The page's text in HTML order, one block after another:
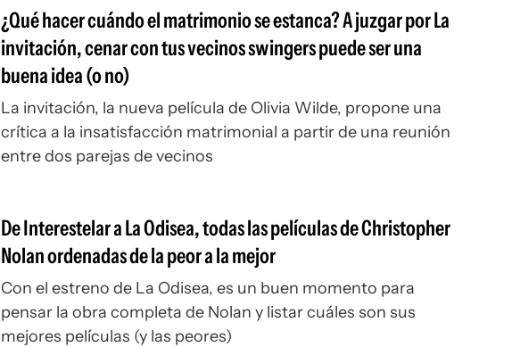
¿Qué hacer cuándo el matrimonio se estanca? A juzgar por La
invitación, cenar con tus vecinos swingers puede ser una
buena idea (o no)
La invitación, la nueva película de Olivia Wilde, propone una
crítica a la insatisfacción matrimonial a partir de una reunión
entre dos parejas de vecinos
De Interestelar a La Odisea, todas las películas de Christopher
Nolan ordenadas de la peor a la mejor
Con el estreno de La Odisea, es un buen momento para
pensar la obra completa de Nolan y listar cuáles son sus
mejores películas (y las peores)